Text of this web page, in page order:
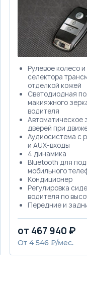
Рулевое колесо и
селектора
отделкой кожей
Светодиодная
макияжного
водителя
Автоматическое
дверей при
Аудиосистема с
и AUX-входы
4 динамика
Bluetooth для
мобильного
Кондиционер
Регулировка
водителя по
Передние и
с функцией Auto
Ключ с
управлением
от 467 940 ₽
От 4 546 ₽/мес.